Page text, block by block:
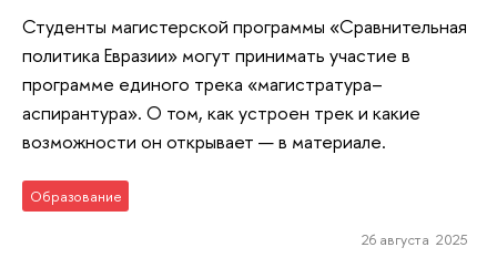
Студенты магистерской программы «Сравнительная
политика Евразии» могут принимать участие в
программе единого трека «магистратура–
аспирантура». О том, как устроен трек и какие
возможности он открывает — в материале.
Образование
26 августа 2025